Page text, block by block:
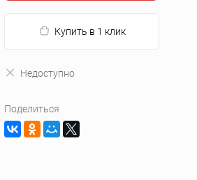
Купить в 1 клик
Недоступно
Поделиться